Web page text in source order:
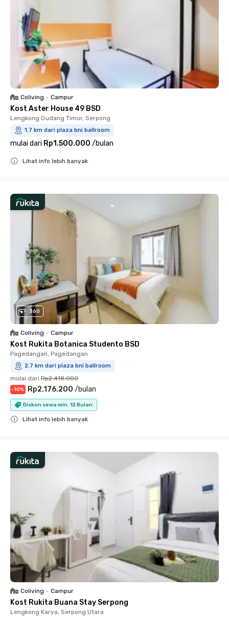
Coliving • Campur
Kost Aster House 49 BSD
Lengkong Gudang Timur, Serpong
1.7 km dari plaza bni ballroom
mulai dari Rp1.500.000 /bulan
Lihat info lebih banyak
360
Coliving • Campur
Kost Rukita Botanica Studento BSD
Pagedangan, Pagedangan
2.7 km dari plaza bni ballroom
mulai dari Rp2.418.000
-10% Rp2.176.200 /bulan
Diskon sewa min. 12 Bulan
Lihat info lebih banyak
Coliving • Campur
Kost Rukita Buana Stay Serpong
Lengkong Karya, Serpong Utara